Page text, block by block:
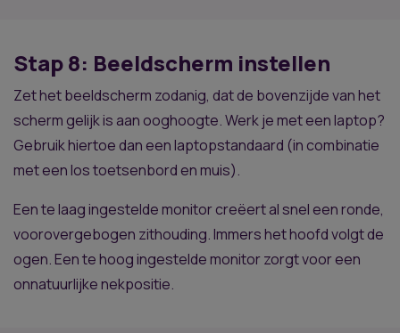
Stap 8: Beeldscherm instellen
Zet het beeldscherm zodanig, dat de bovenzijde van het
scherm gelijk is aan ooghoogte. Werk je met een laptop?
Gebruik hiertoe dan een laptopstandaard (in combinatie
met een los toetsenbord en muis).
Een te laag ingestelde monitor creëert al snel een ronde,
voorovergebogen zithouding. Immers het hoofd volgt de
ogen. Een te hoog ingestelde monitor zorgt voor een
onnatuurlijke nekpositie.